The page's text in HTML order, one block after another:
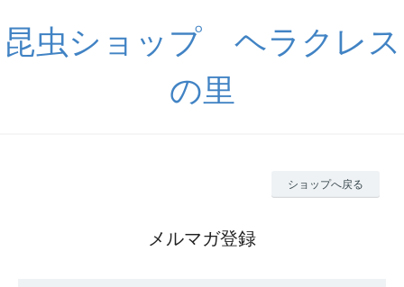
昆虫ショップ ヘラクレス
の里
ショップへ戻る
メルマガ登録